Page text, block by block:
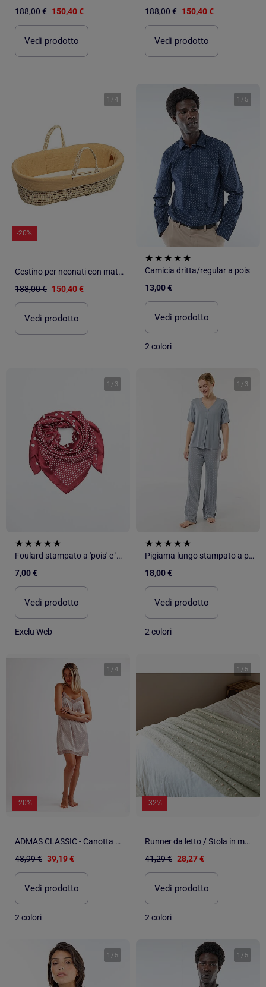
188,00 € 150,40 €
Vedi prodotto
188,00 € 150,40 €
Vedi prodotto
1 /4
-20%
Cestino per neonati con materasso, copertura e fitted sheet, pois dorati | SEVIRA KIDS
188,00 € 150,40 €
Vedi prodotto
1 / 5
Camicia dritta/regular a pois
13,00 €
Vedi prodotto
2 colori
1 / 3
Foulard stampato a 'pois' e 'bandana'
7,00 €
Vedi prodotto
Exclu Web
1 / 3
Pigiama lungo stampato a pois - 2 pezzi
18,00 €
Vedi prodotto
2 colori
1 /4
-20%
ADMAS CLASSIC - Canotta da sposa con spalline in pizzo a pois da donna
48,99 € 39,19 €
Vedi prodotto
2 colori
1 / 5
-32%
Runner da letto / Stola in mohair a pois
41,29 € 28,27 €
Vedi prodotto
2 colori
1 / 5 1 / 5